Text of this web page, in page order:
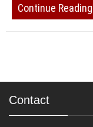
Continue Reading
Contact